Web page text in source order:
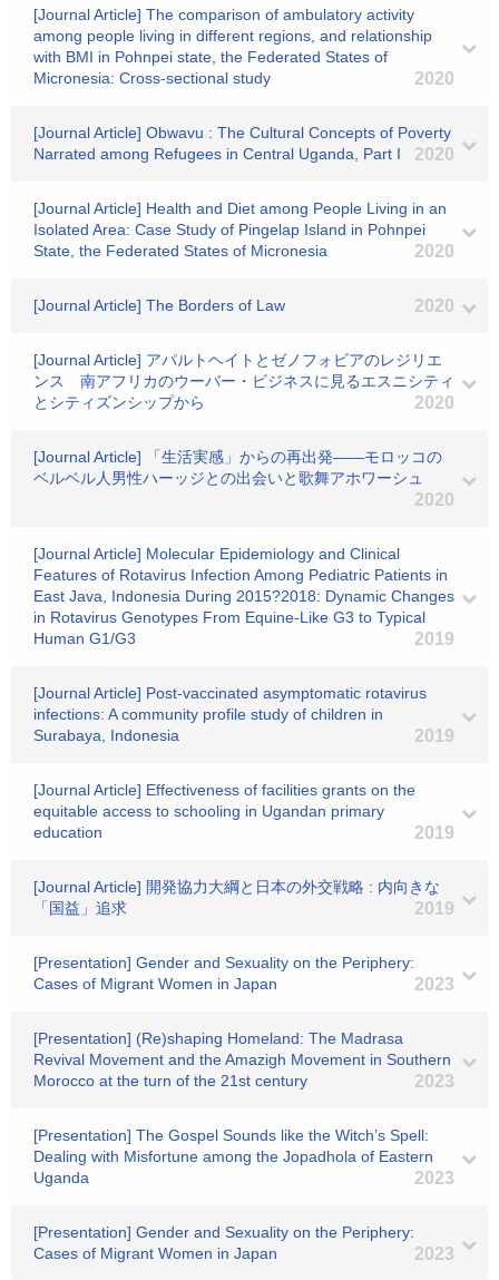
[Journal Article] The comparison of ambulatory activity
among people living in different regions, and relationship
with BMI in Pohnpei state, the Federated States of
Micronesia: Cross-sectional study
2020
[Journal Article] Obwavu : The Cultural Concepts of Poverty
Narrated among Refugees in Central Uganda, Part I
2020
[Journal Article] Health and Diet among People Living in an
Isolated Area: Case Study of Pingelap Island in Pohnpei
State, the Federated States of Micronesia
2020
[Journal Article] The Borders of Law 2020
[Journal Article] アパルトヘイトとゼノフォビアのレジリエ
ンス 南アフリカのウーバー・ビジネスに見るエスニシティ
とシティズンシップから
2020
[Journal Article] 「生活実感」からの再出発――モロッコの
ベルベル人男性ハーッジとの出会いと歌舞アホワーシュ
2020
[Journal Article] Molecular Epidemiology and Clinical
Features of Rotavirus Infection Among Pediatric Patients in
East Java, Indonesia During 2015?2018: Dynamic Changes
in Rotavirus Genotypes From Equine-Like G3 to Typical
Human G1/G3
2019
[Journal Article] Post-vaccinated asymptomatic rotavirus
infections: A community profile study of children in
Surabaya, Indonesia
2019
[Journal Article] Effectiveness of facilities grants on the
equitable access to schooling in Ugandan primary
education
2019
[Journal Article] 開発協力大綱と日本の外交戦略 : 内向きな
「国益」追求
2019
[Presentation] Gender and Sexuality on the Periphery:
Cases of Migrant Women in Japan
2023
[Presentation] (Re)shaping Homeland: The Madrasa
Revival Movement and the Amazigh Movement in Southern
Morocco at the turn of the 21st century
2023
[Presentation] The Gospel Sounds like the Witch’s Spell:
Dealing with Misfortune among the Jopadhola of Eastern
Uganda
2023
[Presentation] Gender and Sexuality on the Periphery:
Cases of Migrant Women in Japan
2023